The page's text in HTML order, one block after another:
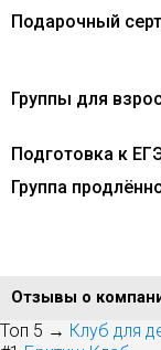
Подарочный
Группы для
Подготовка к
Группа
Отзывы о
Топ 5 → Клуб для